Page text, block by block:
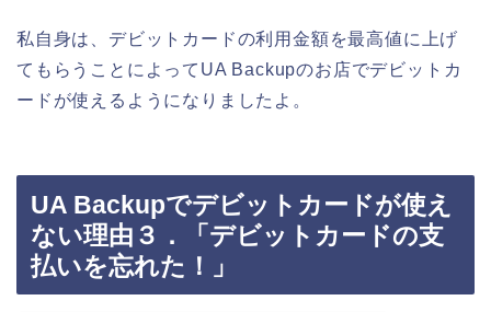
私自身は、デビットカードの利用金額を最高値に上げ
てもらうことによってUA Backupのお店でデビットカ
ードが使えるようになりましたよ。
UA Backupでデビットカードが使え
ない理由３．「デビットカードの支
払いを忘れた！」